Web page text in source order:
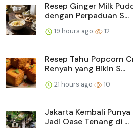
Resep Ginger Milk
dengan Perpaduan S...
19 hours ago 12
Resep Tahu Popcorn
Renyah yang Bikin S...
21 hours ago 10
Jakarta Kembali
Jadi Oase Tenang di ...